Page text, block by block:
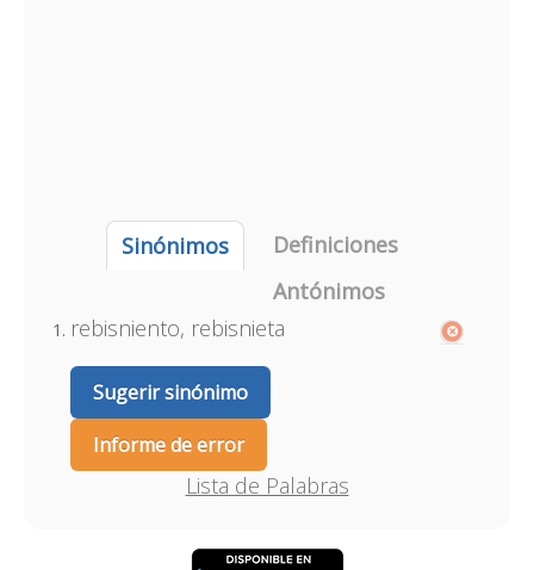
Sinónimos
Definiciones
Antónimos
rebisniento, rebisnieta
Sugerir sinónimo
Informe de error
Lista de Palabras